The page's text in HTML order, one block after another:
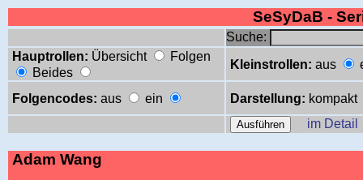
SeSyDaB -
Suche:
Hauptrollen: Übersicht
Folgen
Beides
Kleinstrollen: aus
Folgencodes: aus ein Darstellung: kompakt
im Detail
Adam Wang